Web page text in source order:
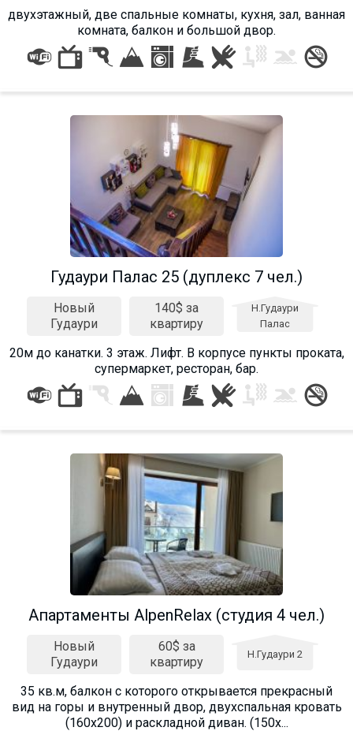
двухэтажный, две спальные комнаты, кухня, зал, ванная
комната, балкон и большой двор.
Гудаури Палас 25 (дуплекс 7 чел.)
Новый
Гудаури
140$ за
квартиру
Н.Гудаури
Палас
20м до канатки. 3 этаж. Лифт. В корпусе пункты проката,
супермаркет, ресторан, бар.
Aпартаменты AlpenRelax (студия 4 чел.)
Новый
Гудаури
60$ за
квартиру
Н.Гудаури 2
35 кв.м, балкон с которого открывается прекрасный
вид на горы и внутренный двор, двухспальная кровать
(160х200) и раскладной диван. (150х...